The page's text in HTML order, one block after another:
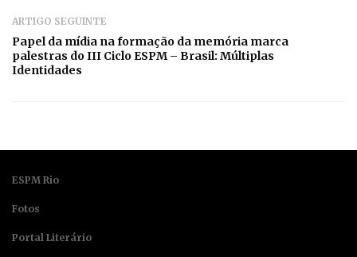
ARTIGO SEGUINTE
Papel da mídia na formação da memória marca
palestras do III Ciclo ESPM – Brasil: Múltiplas
Identidades
ESPM Rio
Fotos
Portal Literário